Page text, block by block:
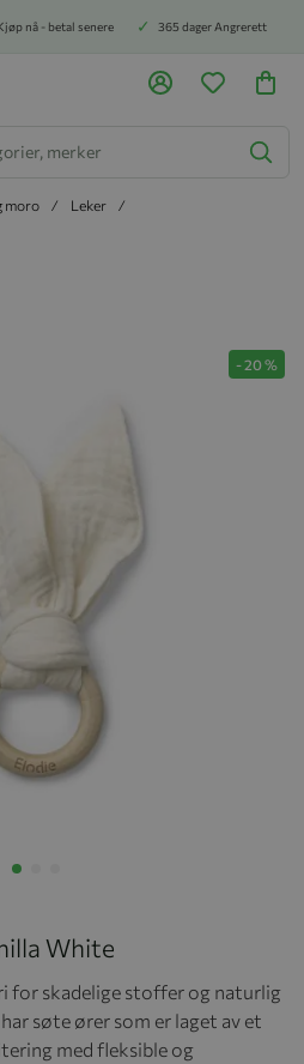
nå - betal senere 365 dager Angrerett
moro
Leker
-20 %
White
for skadelige stoffer og naturlig
søte ører som er laget av et
med fleksible og